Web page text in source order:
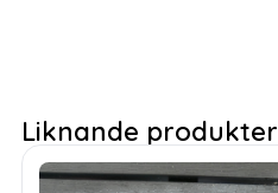
Liknande produkter